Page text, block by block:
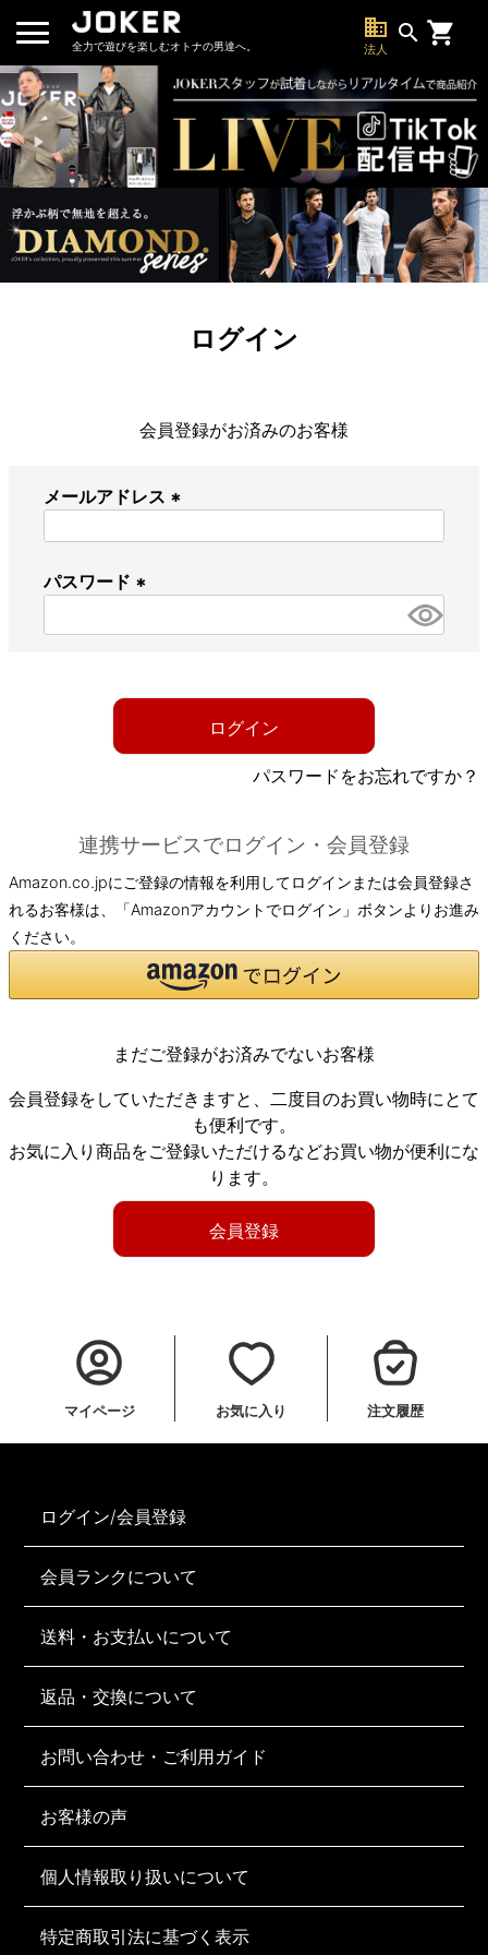
全力で遊びを楽しむオトナの男達へ。
business
法人
search
ログイン
会員登録がお済みのお客様
メールアドレス
パスワード
必
ログイン
パスワードをお忘れですか？
連携サービスでログイン・会員登録
Amazon.co.jpにご登録の情報を利用してログインまたは会員登録さ
れるお客様は、「Amazonアカウントでログイン」ボタンよりお進み
ください。
まだご登録がお済みでないお客様
会員登録をしていただきますと、二度目のお買い物時にとて
も便利です。
お気に入り商品をご登録いただけるなどお買い物が便利にな
ります。
会員登録
マイページ お気に入り 注文履歴
ログイン/会員登録
会員ランクについて
送料・お支払いについて
返品・交換について
お問い合わせ・ご利用ガイド
お客様の声
個人情報取り扱いについて
特定商取引法に基づく表示